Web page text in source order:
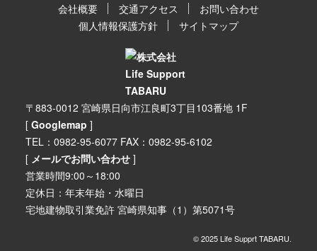
会社概要 交通アクセス
お問い合わせ
個人情報保護方針
サイトマップ
〒883-0012 宮崎県日向市江良町3丁目103番地 1F
[ Googlemap ]
TEL：0982-95-6077 FAX：0982-95-6102
[ メールでお問い合わせ]
営業時間9:00～18:00
定休日：年末年始・水曜日
宅地建物取引業免許 宮崎県知事（1）第5071号
© 2025 Life Supprt TABARU.